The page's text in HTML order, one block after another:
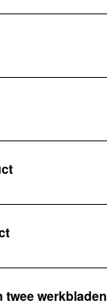
twee werkbladen